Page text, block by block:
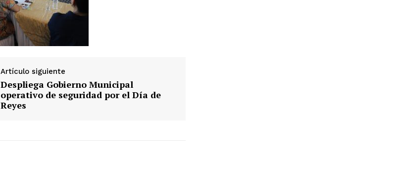
Artículo siguiente
Despliega Gobierno Municipal
operativo de seguridad por el Día de
Reyes